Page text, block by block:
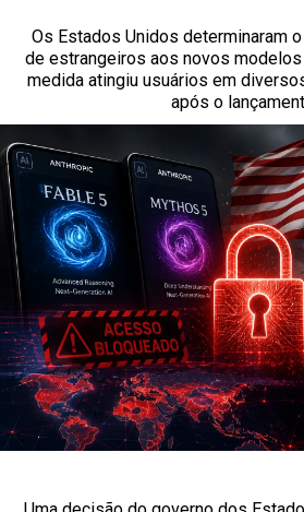
Os Estados Unidos determinaram
de estrangeiros aos novos modelos
medida atingiu usuários em
após o